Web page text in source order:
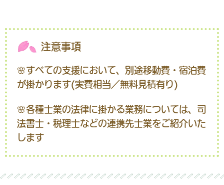
注意事項
🌸すべての支援において、別途移動費・宿泊費
が掛かります(実費相当／無料見積有り)
🌸各種士業の法律に掛かる業務については、司
法書士・税理士などの連携先士業をご紹介いた
します